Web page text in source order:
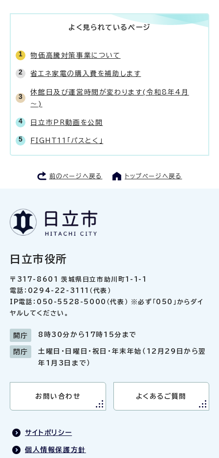
よく見られているページ
物価高騰対策事業について
省エネ家電の購入費を補助します
休館日及び運営時間が変わります(令和8年4月
～)
日立市PR動画を公開
FIGHT11「パスとく」
前のページへ戻る トップページへ戻る
日立市役所
〒317-8601 茨城県日立市助川町1-1-1
電話：0294-22-3111（代表）
IP電話：050-5528-5000（代表） ※必ず「050」からダイ
ヤルしてください。
開庁 8時30分から17時15分まで
閉庁
土曜日・日曜日・祝日・年末年始（12月29日から翌
年1月3日まで）
お問い合わせ よくあるご質問
サイトポリシー
個人情報保護方針